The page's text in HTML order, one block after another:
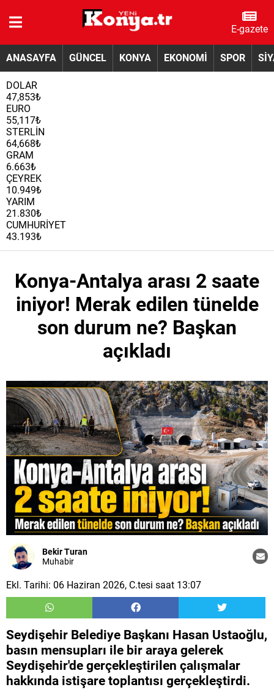
E-gazete
ANASAYFA GÜNCEL KONYA EKONOMİ SPOR
DOLAR
47,853₺
EURO
55,117₺
STERLİN
64,668₺
GRAM
6.663₺
ÇEYREK
10.949₺
YARIM
21.830₺
CUMHURİYET
43.193₺
Konya-Antalya arası 2 saate
iniyor! Merak edilen tünelde
son durum ne? Başkan
açıkladı
Bekir Turan
Muhabir
Ekl. Tarihi: 06 Haziran 2026, C.tesi saat 13:07
Seydişehir Belediye Başkanı Hasan Ustaoğlu,
basın mensupları ile bir araya gelerek
Seydişehir'de gerçekleştirilen çalışmalar
hakkında istişare toplantısı gerçekleştirdi.